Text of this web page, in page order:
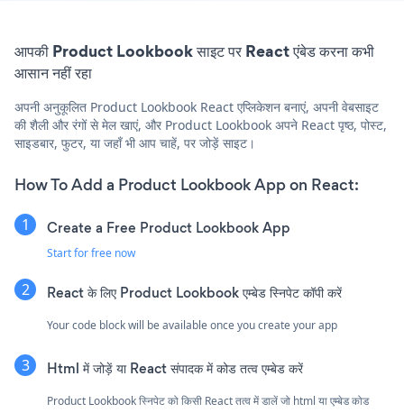
आपकी Product Lookbook साइट पर React एंबेड करना कभी
आसान नहीं रहा
अपनी अनुकूलित Product Lookbook React एप्लिकेशन बनाएं, अपनी वेबसाइट
की शैली और रंगों से मेल खाएं, और Product Lookbook अपने React पृष्ठ, पोस्ट,
साइडबार, फुटर, या जहाँ भी आप चाहें, पर जोड़ें साइट।
How To Add a Product Lookbook App on React:
Create a Free Product Lookbook App
Start for free now
React के लिए Product Lookbook एम्बेड स्निपेट कॉपी करें
Your code block will be available once you create your app
Html में जोड़ें या React संपादक में कोड तत्व एम्बेड करें
Product Lookbook स्निपेट को किसी React तत्व में डालें जो html या एम्बेड कोड